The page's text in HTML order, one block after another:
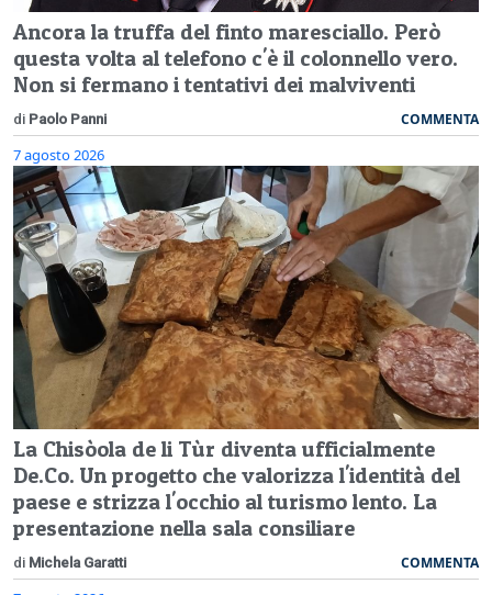
Ancora la truffa del finto maresciallo. Però
questa volta al telefono c'è il colonnello vero.
Non si fermano i tentativi dei malviventi
di Paolo Panni COMMENTA
7 agosto 2026
La Chisòola de li Tùr diventa ufficialmente
De.Co. Un progetto che valorizza l'identità del
paese e strizza l'occhio al turismo lento. La
presentazione nella sala consiliare
di Michela Garatti COMMENTA